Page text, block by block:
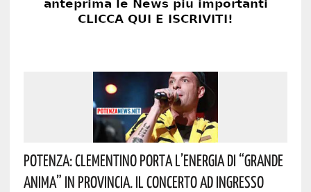
Potenza: Clementino Porta L’energia Di “Grande
Anima” In Provincia. Il Concerto Ad Ingresso